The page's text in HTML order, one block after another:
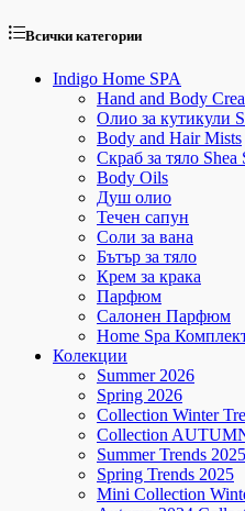
Всички категории
Indigo Home SPA
Hand and Body
Олио за кутикули
Body and Hair Mists
Скраб за тяло
Body Oils
Душ олио
Течен сапун
Соли за вана
Бътър за тяло
Крем за крака
Парфюм
Салонен Парфюм
Home Spa
Колекции
Summer 2026
Spring 2026
Collection Winter
Collection
Summer Trends
Spring Trends 2025
Mini Collection